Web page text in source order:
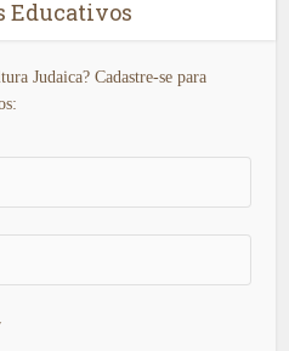
Educativos
Judaica? Cadastre-se para